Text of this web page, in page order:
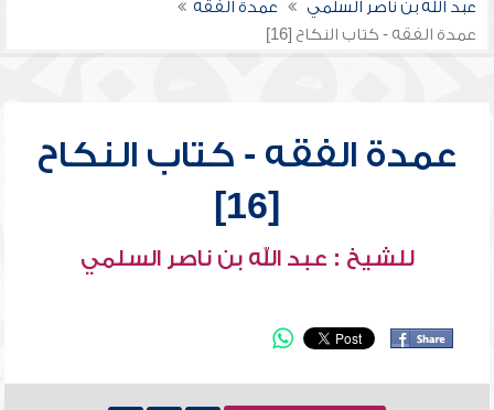
عبد الله بن ناصر السلمي
عمدة الفقه
عمدة الفقه - كتاب النكاح [16]
عمدة الفقه - كتاب النكاح
[16]
للشيخ : عبد الله بن ناصر السلمي